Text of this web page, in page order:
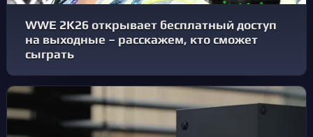
WWE 2K26 открывает бесплатный доступ
на выходные – расскажем, кто сможет
сыграть